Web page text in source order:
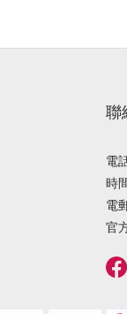
聯
電
時
電
官